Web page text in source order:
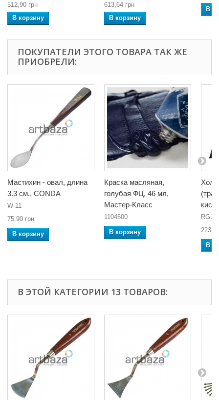
512,90 грн
В корзину
613,64 грн
В корзину
В
ПОКУПАТЕЛИ ЭТОГО ТОВАРА ТАК ЖЕ
ПРИОБРЕЛИ:
Мастихин - овал, длина
3.3 см., CONDA
W-11
75,90 грн
В корзину
Краска масляная,
голубая ФЦ, 46 мл,
Мастер-Класс
1104500
В корзину
В
В ЭТОЙ КАТЕГОРИИ 13 ТОВАРОВ: